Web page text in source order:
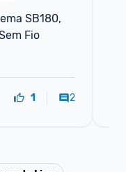
SB180,
Fio
1 2